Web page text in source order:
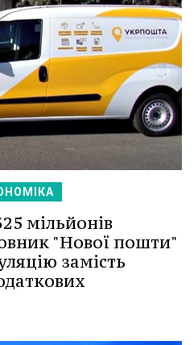
мільйонів
"Нової пошти"
замість